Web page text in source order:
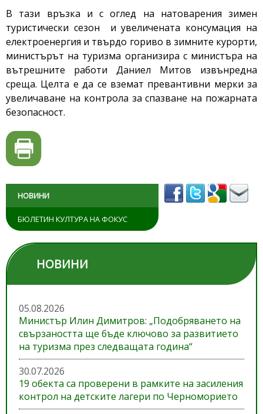
В тази връзка и с оглед на натоварения зимен
туристически сезон и увеличената консумация на
електроенергия и твърдо гориво в зимните курорти,
министърът на туризма организира с министъра на
вътрешните работи Даниел Митов извънредна
среща. Целта е да се вземат превантивни мерки за
увеличаване на контрола за спазване на пожарната
безопасност.
НОВИНИ
БЮЛЕТИН КУЛТУРА НА ФОКУС
НОВИНИ
05.08.2026
Министър Илин Димитров: „Подобряването на
свързаността ще бъде ключово за развитието
на туризма през следващата година“
30.07.2026
19 обекта са проверени в рамките на засиления
контрол на детските лагери по Черноморието